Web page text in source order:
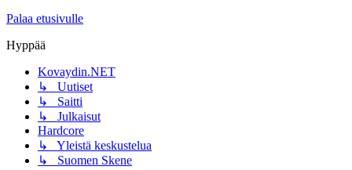
Palaa etusivulle
Hyppää
Kovaydin.NET
↳ Uutiset
↳ Saitti
↳ Julkaisut
Hardcore
↳ Yleistä keskustelua
↳ Suomen Skene